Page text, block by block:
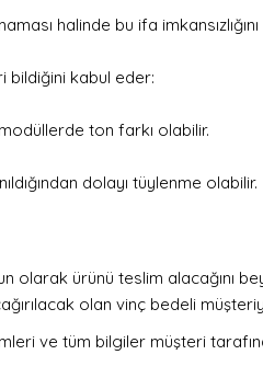
halinde bu ifa
bildiğini kabul eder:
ton farkı olabilir.
dolayı tüylenme olabilir.
ürünü teslim alacağını
olan vinç bedeli
ve tüm bilgiler müşteri